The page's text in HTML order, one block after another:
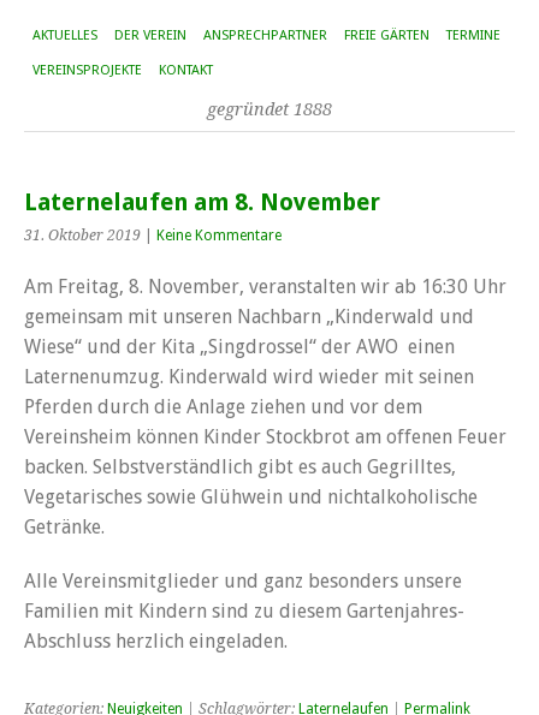
AKTUELLES DER VEREIN ANSPRECHPARTNER FREIE GÄRTEN TERMINE
VEREINSPROJEKTE KONTAKT
gegründet 1888
Laternelaufen am 8. November
31. Oktober 2019 Keine Kommentare
Am Freitag, 8. November, veranstalten wir ab 16:30 Uhr
gemeinsam mit unseren Nachbarn „Kinderwald und
Wiese“ und der Kita „Singdrossel“ der AWO einen
Laternenumzug. Kinderwald wird wieder mit seinen
Pferden durch die Anlage ziehen und vor dem
Vereinsheim können Kinder Stockbrot am offenen Feuer
backen. Selbstverständlich gibt es auch Gegrilltes,
Vegetarisches sowie Glühwein und nichtalkoholische
Getränke.
Alle Vereinsmitglieder und ganz besonders unsere
Familien mit Kindern sind zu diesem Gartenjahres-
Abschluss herzlich eingeladen.
Kategorien: Neuigkeiten | Schlagwörter: Laternelaufen Permalink